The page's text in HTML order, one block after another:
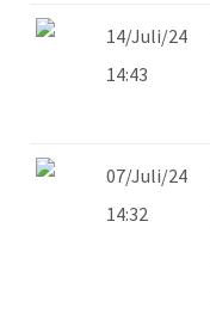
14/Juli/24
14:43
07/Juli/24
14:32